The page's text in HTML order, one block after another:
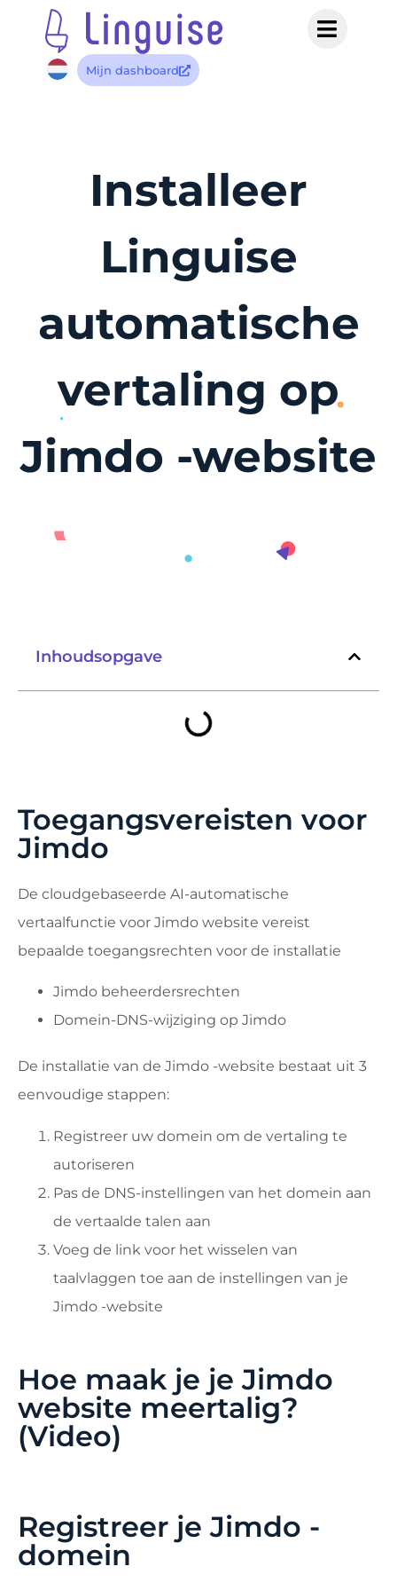
Mijn dashboard
Installeer
Linguise
automatische
vertaling op
Jimdo -website
Inhoudsopgave
Toegangsvereisten voor
Jimdo
De cloudgebaseerde AI-automatische
vertaalfunctie voor Jimdo website vereist
bepaalde toegangsrechten voor de installatie
Jimdo beheerdersrechten
Domein-DNS-wijziging op Jimdo
De installatie van de Jimdo -website bestaat uit 3
eenvoudige stappen:
Registreer uw domein om de vertaling te
autoriseren
Pas de DNS-instellingen van het domein aan
de vertaalde talen aan
Voeg de link voor het wisselen van
taalvlaggen toe aan de instellingen van je
Jimdo -website
Hoe maak je je Jimdo
website meertalig?
(Video)
Registreer je Jimdo -
domein